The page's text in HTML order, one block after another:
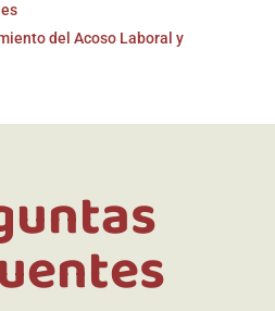
del Acoso Laboral y